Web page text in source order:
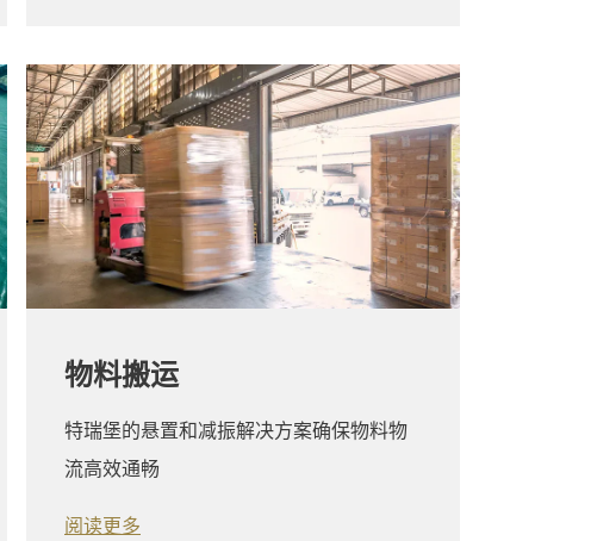
物料搬运
特瑞堡的悬置和减振解决方案确保物料物
流高效通畅
阅读更多